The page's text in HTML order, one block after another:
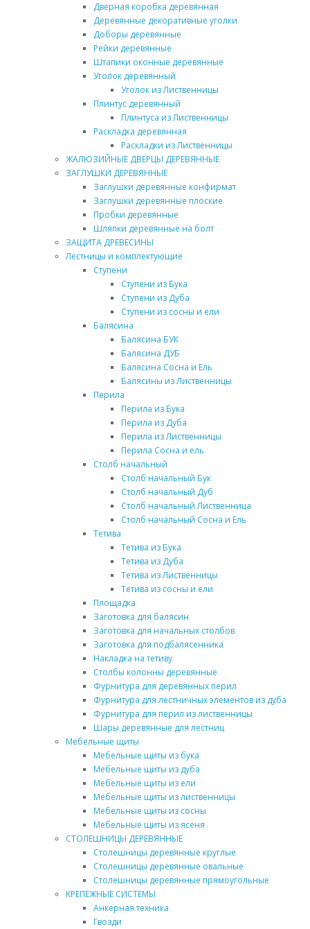
Дверная коробка деревянная
Деревянные декоративные уголки
Доборы деревянные
Рейки деревянные
Штапики оконные деревянные
Уголок деревянный
Уголок из Лиственницы
Плинтус деревянный
Плинтуса из Лиственницы
Раскладка деревянная
Раскладки из Лиственницы
ЖАЛЮЗИЙНЫЕ ДВЕРЦЫ ДЕРЕВЯННЫЕ
ЗАГЛУШКИ ДЕРЕВЯННЫЕ
Заглушки деревянные конфирмат
Заглушки деревянные плоские
Пробки деревянные
Шляпки деревянные на болт
ЗАЩИТА ДРЕВЕСИНЫ
Лестницы и комплектующие
Ступени
Ступени из Бука
Ступени из Дуба
Ступени из сосны и ели
Балясина
Балясина БУК
Балясина ДУБ
Балясина Сосна и Ель
Балясины из Лиственницы
Перила
Перила из Бука
Перила из Дуба
Перила из Лиственницы
Перила Сосна и ель
Столб начальный
Столб начальный Бук
Столб начальный Дуб
Столб начальный Лиственница
Столб начальный Сосна и Ель
Тетива
Тетива из Бука
Тетива из Дуба
Тетива из Лиственницы
Тетива из сосны и ели
Площадка
Заготовка для балясин
Заготовка для начальных столбов
Заготовка для подбалясенника
Накладка на тетиву
Столбы колонны деревянные
Фурнитура для деревянных перил
Фурнитура для лестничных элементов из дуба
Фурнитура для перил из лиственницы
Шары деревянные для лестниц
Мебельные щиты
Мебельные щиты из бука
Мебельные щиты из дуба
Мебельные щиты из ели
Мебельные щиты из лиственницы
Мебельные щиты из сосны
Мебельные щиты из ясеня
СТОЛЕШНИЦЫ ДЕРЕВЯННЫЕ
Столешницы деревянные круглые
Столешницы деревянные овальные
Столешницы деревянные прямоугольные
КРЕПЕЖНЫЕ СИСТЕМЫ
Анкерная техника
Гвозди